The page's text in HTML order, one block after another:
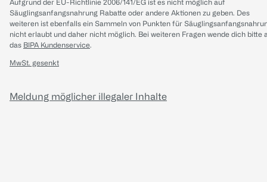
Aufgrund der EU-Richtlinie 2006/141/EG ist es nicht möglich auf
Säuglingsanfangsnahrung Rabatte oder andere Aktionen zu geben. Des
weiteren ist ebenfalls ein Sammeln von Punkten für
nicht erlaubt und daher nicht möglich. Bei weiteren Fragen wende dich bitte
das BIPA Kundenservice.
MwSt. gesenkt
Meldung möglicher illegaler Inhalte